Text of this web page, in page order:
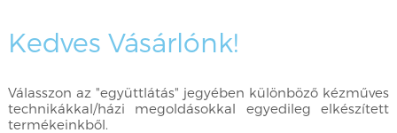
Kedves Vásárlónk!
Válasszon az "együttlátás" jegyében különböző kézműves
technikákkal/házi megoldásokkal egyedileg elkészített
termékeinkből.